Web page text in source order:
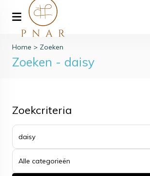
Home > Zoeken
Zoeken - daisy
Zoekcriteria